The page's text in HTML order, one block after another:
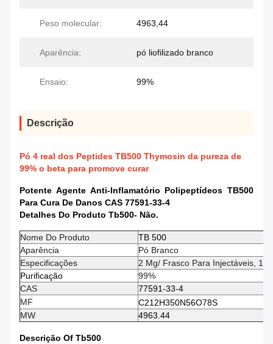
Peso molecular: 4963,44
Aparência: pó liofilizado branco
Ensaio: 99%
Descrição
Pó 4 real dos Peptides TB500 Thymosin da pureza de
99% o beta para promove curar
Potente Agente Anti-Inflamatório Polipeptídeos TB500
Para Cura De Danos CAS 77591-33-4
Detalhes Do Produto Tb500- Não.
Nome Do Produto
TB 500
Aparência
Pó Branco
Especificações
2 Mg/ Frasco Para Injectáveis, 10
Purificação
99%
CAS
77591-33-4
MF
C212H350N56O78S
MW
4963.44
Descrição OF Tb500